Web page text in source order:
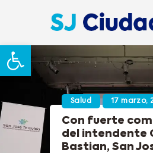
Abrir barra de
Salud 17 marzo,
Con fuerte
del intendente
Bastian, San